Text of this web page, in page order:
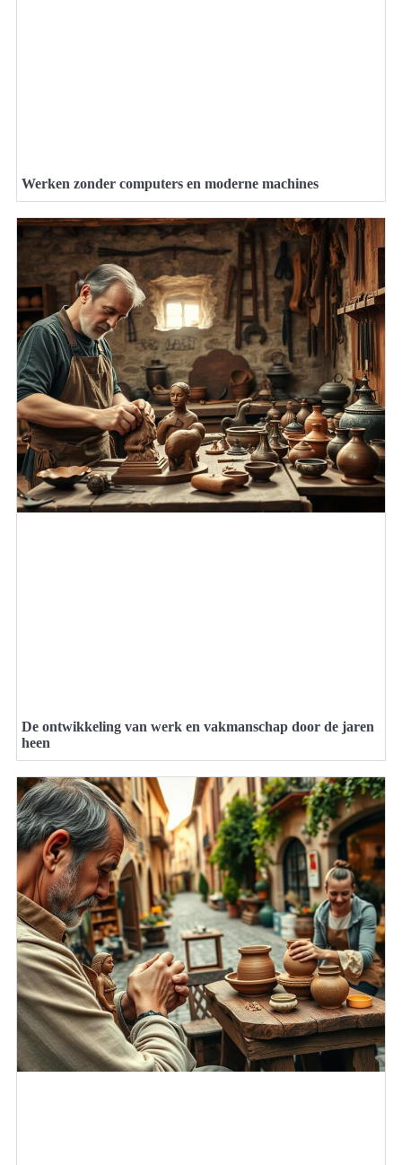
Werken zonder computers en moderne machines
De ontwikkeling van werk en vakmanschap door de jaren
heen